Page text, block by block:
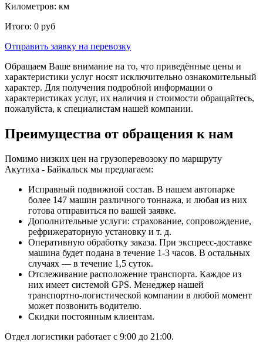
Километров: км
Итого: 0 руб
Отправить заявку на перевозку
Обращаем Ваше внимание на то, что приведённые цены и
характеристики услуг носят исключительно ознакомительный
характер. Для получения подробной информации о
характеристиках услуг, их наличия и стоимости обращайтесь,
пожалуйста, к специалистам нашей компании.
Преимущества от обращения к нам
Помимо низких цен на грузоперевозоку по маршруту
Акутиха - Байкальск мы предлагаем:
Исправный подвижной состав. В нашем автопарке
более 147 машин различного тоннажа, и любая из них
готова отправиться по вашей заявке.
Дополнительные услуги: страхование, сопровождение,
рефрижераторную установку и т. д.
Оперативную обработку заказа. При экспресс-доставке
машина будет подана в течение 1-3 часов. В остальных
случаях — в течение 1,5 суток.
Отслеживание расположение транспорта. Каждое из
них имеет системой GPS. Менеджер нашей
транспортно-логистической компании в любой момент
может позвонить водителю.
Скидки постоянным клиентам.
Отдел логистики работает с 9:00 до 21:00.